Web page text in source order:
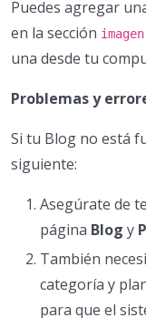
Puedes agregar
en la sección imagen
una desde tu
Problemas y
Si tu Blog no está
siguiente:
Asegúrate de
página Blog y
También
categoría y
para que el